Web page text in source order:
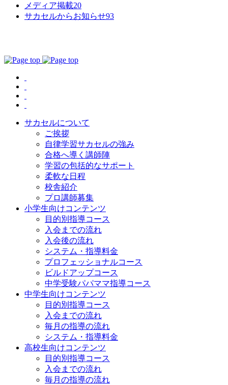
メディア掲載20
サカセルからお知らせ93
サカセルについて
ご挨拶
自律学習サカセルの強み
合格へ導く講師陣
学習の包括的なサポート
柔軟な日程
校舎紹介
プロ講師募集
小学生向けコンテンツ
目的別指導コース
入会までの流れ
入会後の流れ
システム・指導料金
プロフェッショナルコース
ビルドアップコース
中学受験パパママ指導コース
中学生向けコンテンツ
目的別指導コース
入会までの流れ
毎月の指導の流れ
システム・指導料金
高校生向けコンテンツ
目的別指導コース
入会までの流れ
毎月の指導の流れ